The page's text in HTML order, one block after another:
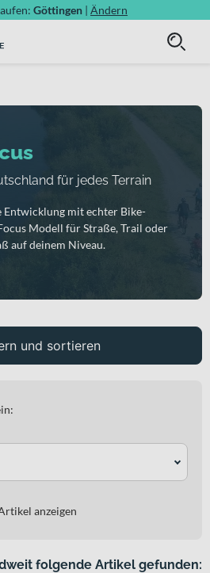
Göttingen | Ändern
für jedes Terrain
Entwicklung mit echter Bike-
Modell für Straße, Trail oder
auf deinem Niveau.
und sortieren
anzeigen
folgende Artikel gefunden: